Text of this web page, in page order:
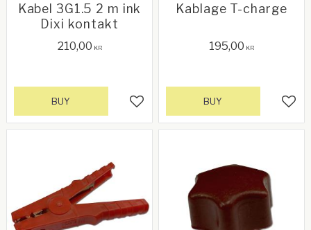
Kabel 3G1.5 2 m ink
Dixi kontakt
210,00 KR
Add to favorites
BUY
Kablage T-charge
195,00 KR
BUY